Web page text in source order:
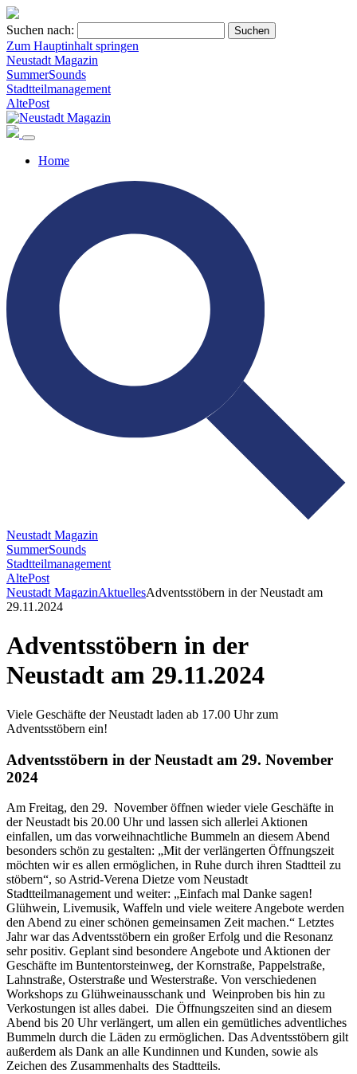
Suchen nach:
Zum Hauptinhalt springen
Neustadt Magazin
SummerSounds
Stadtteilmanagement
AltePost
Home
Neustadt Magazin
SummerSounds
Stadtteilmanagement
AltePost
Neustadt MagazinAktuellesAdventsstöbern in der Neustadt am
29.11.2024
Adventsstöbern in der
Neustadt am 29.11.2024
Viele Geschäfte der Neustadt laden ab 17.00 Uhr zum
Adventsstöbern ein!
Adventsstöbern in der Neustadt am 29. November
2024
Am Freitag, den 29. November öffnen wieder viele Geschäfte in
der Neustadt bis 20.00 Uhr und lassen sich allerlei Aktionen
einfallen, um das vorweihnachtliche Bummeln an diesem Abend
besonders schön zu gestalten: „Mit der verlängerten Öffnungszeit
möchten wir es allen ermöglichen, in Ruhe durch ihren Stadtteil zu
stöbern“, so Astrid-Verena Dietze vom Neustadt
Stadtteilmanagement und weiter: „Einfach mal Danke sagen!
Glühwein, Livemusik, Waffeln und viele weitere Angebote werden
den Abend zu einer schönen gemeinsamen Zeit machen.“ Letztes
Jahr war das Adventsstöbern ein großer Erfolg und die Resonanz
sehr positiv. Geplant sind besondere Angebote und Aktionen der
Geschäfte im Buntentorsteinweg, der Kornstraße, Pappelstraße,
Lahnstraße, Osterstraße und Westerstraße. Von verschiedenen
Workshops zu Glühweinausschank und Weinproben bis hin zu
Verkostungen ist alles dabei. Die Öffnungszeiten sind an diesem
Abend bis 20 Uhr verlängert, um allen ein gemütliches adventliches
Bummeln durch die Läden zu ermöglichen. Das Adventsstöbern gilt
außerdem als Dank an alle Kundinnen und Kunden, sowie als
Zeichen des Zusammenhalts des Stadtteils.